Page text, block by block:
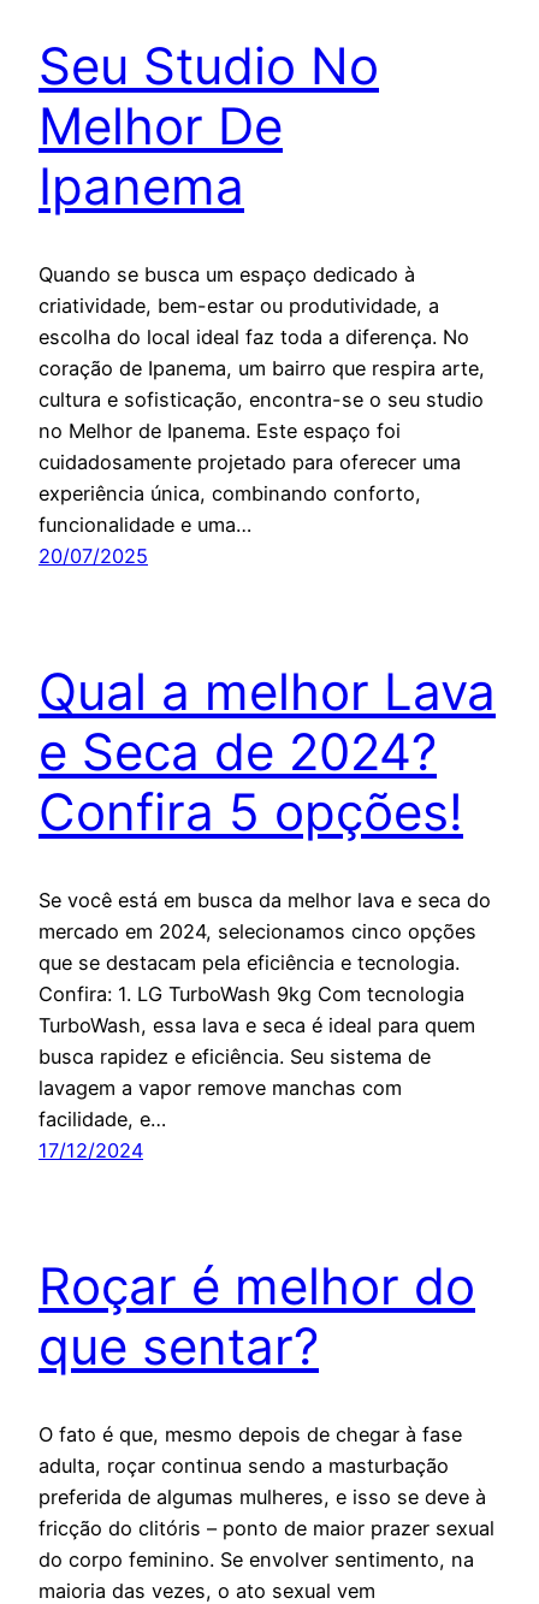
Seu Studio No
Melhor De
Ipanema
Quando se busca um espaço dedicado à
criatividade, bem-estar ou produtividade, a
escolha do local ideal faz toda a diferença. No
coração de Ipanema, um bairro que respira arte,
cultura e sofisticação, encontra-se o seu studio
no Melhor de Ipanema. Este espaço foi
cuidadosamente projetado para oferecer uma
experiência única, combinando conforto,
funcionalidade e uma…
20/07/2025
Qual a melhor Lava
e Seca de 2024?
Confira 5 opções!
Se você está em busca da melhor lava e seca do
mercado em 2024, selecionamos cinco opções
que se destacam pela eficiência e tecnologia.
Confira: 1. LG TurboWash 9kg Com tecnologia
TurboWash, essa lava e seca é ideal para quem
busca rapidez e eficiência. Seu sistema de
lavagem a vapor remove manchas com
facilidade, e…
17/12/2024
Roçar é melhor do
que sentar?
O fato é que, mesmo depois de chegar à fase
adulta, roçar continua sendo a masturbação
preferida de algumas mulheres, e isso se deve à
fricção do clitóris – ponto de maior prazer sexual
do corpo feminino. Se envolver sentimento, na
maioria das vezes, o ato sexual vem